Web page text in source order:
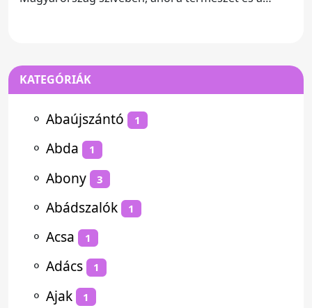
KATEGÓRIÁK
⚬ Abaújszántó 1
⚬ Abda 1
⚬ Abony 3
⚬ Abádszalók 1
⚬ Acsa 1
⚬ Adács 1
⚬ Ajak 1